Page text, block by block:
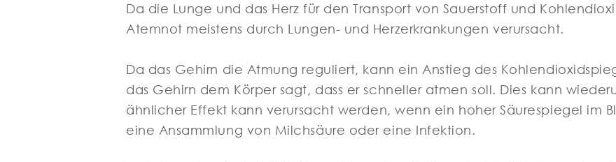
Da die Lunge und das Herz für den Transport von Sauerstoff und
Atemnot meistens durch Lungen- und Herzerkrankungen verursacht.
Da das Gehirn die Atmung reguliert, kann ein Anstieg des
das Gehirn dem Körper sagt, dass er schneller atmen soll. Dies kann
ähnlicher Effekt kann verursacht werden, wenn ein hoher Säurespiegel im
eine Ansammlung von Milchsäure oder eine Infektion.